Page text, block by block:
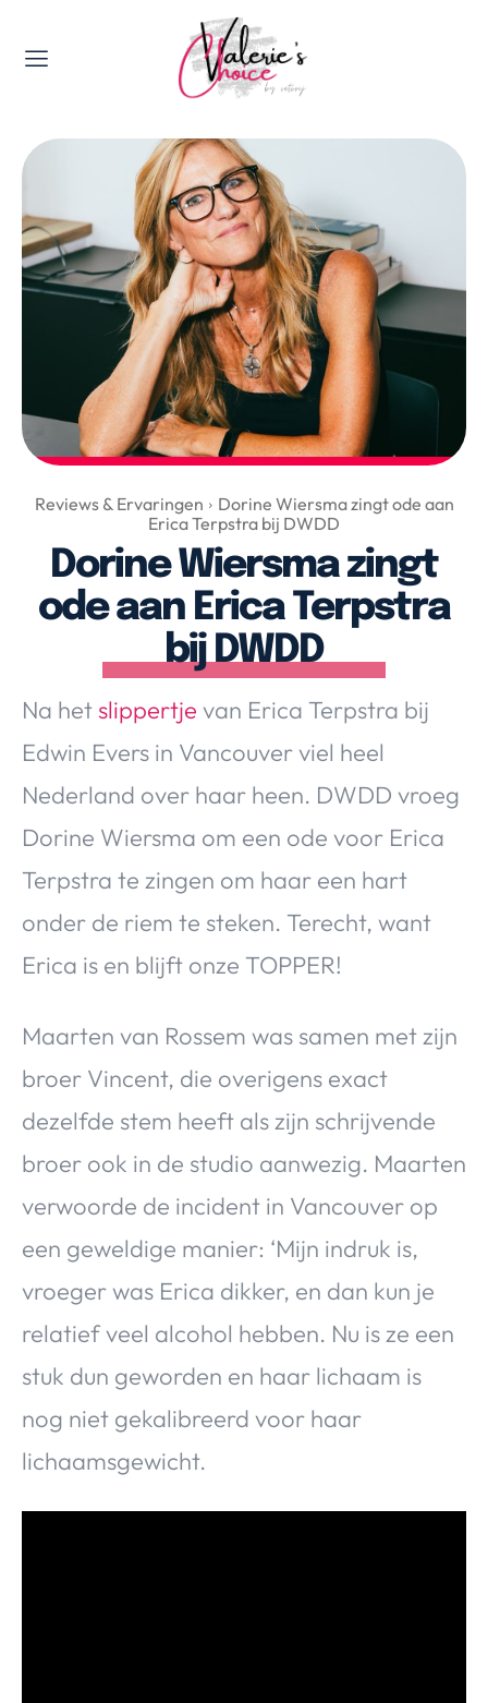
Valerie's Topics
Travel & Culture
Food & Drinks
Happyness & Opmerkelijk
Lifestyle, Sport & Duurzaamheid
Gadgets & Tech
Top 5 van Valerie
Health & Beauty
Huis & Tuin
Nieuws & Media
Over Valerie
Over Valerie
De Top 5
Contact
VALERIE'S CHOICE
Food & Drinks Health & Beauty Gadgets
Huis & Tuin
Reviews & Ervaringen
Dorine Wiersma zingt ode aan
Erica Terpstra bij DWDD
Dorine Wiersma zingt
ode aan Erica Terpstra
bij DWDD
Na hetslippertje van Erica Terpstra bij
Edwin Evers in Vancouver viel heel
Nederland over haar heen. DWDD vroeg
Dorine Wiersma om een ode voor Erica
Terpstra te zingen om haar een hart
onder de riem te steken. Terecht, want
Erica is en blijft onze TOPPER!
Maarten van Rossem was samen met zijn
broer Vincent, die overigens exact
dezelfde stem heeft als zijn schrijvende
broer ook in de studio aanwezig. Maarten
verwoorde de incident in Vancouver op
een geweldige manier: ‘Mijn indruk is,
vroeger was Erica dikker, en dan kun je
relatief veel alcohol hebben. Nu is ze een
stuk dun geworden en haar lichaam is
nog niet gekalibreerd voor haar
lichaamsgewicht.